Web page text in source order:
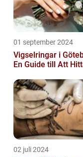
01 september 2024
Vigselringar i
En Guide till Att
02 juli 2024